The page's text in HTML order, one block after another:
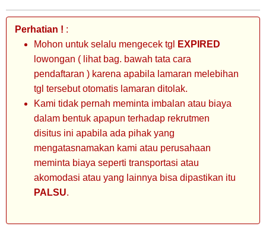
Perhatian ! :
Mohon untuk selalu mengecek tgl
EXPIRED
lowongan ( lihat bag. bawah tata cara
pendaftaran ) karena apabila lamaran melebihan
tgl tersebut otomatis lamaran ditolak.
Kami tidak pernah meminta imbalan atau biaya
dalam bentuk apapun terhadap rekrutmen
disitus ini apabila ada pihak yang
mengatasnamakan kami atau perusahaan
meminta biaya seperti transportasi atau
akomodasi atau yang lainnya bisa dipastikan itu
PALSU.